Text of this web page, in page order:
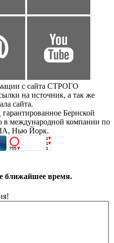
с сайта СТРОГО
на источник, а так же
сайта.
гарантированное Бернской
в международной компании по
Нью Йорк.
ближайшее время.